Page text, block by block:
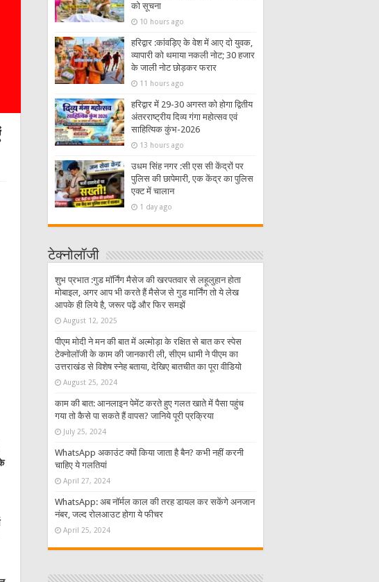
को सूचना
10 hours ago
हरिद्वार :कांवड़िए के वेश में आए दो युवक,
व्यापारी को थमाया नकली नोट; 30 हजार
के जाली नोट छोड़कर फरार
11 hours ago
हरिद्वार में 29-30 अगस्त को होगा द्वितीय
अंतरराष्ट्रीय दिव्य गंगा महोत्सव एवं
साहित्यिक कुंभ-2026
13 hours ago
उधम सिंह नगर :सी एस सी केंद्रों पर
पुलिस की छापेमारी, एक केंद्र का पुलिस
एक्ट में चालान
1 day ago
टेक्नोलॉजी
शुभ प्रभात :गुड मॉर्निंग मैसेज की खरपतवार से लहूलुहान होता
मोबाइल, अगर आप भी करते हैं मैसेज से गुड मार्निंग तो ये लेख
आपके ही लिये है, जरूर पढ़ें और फिर समझें
August 12, 2025
पीएम मोदी ने मन की बात में अल्मोड़ा के रक्षित से बात कर स्पेस
टेक्नोलॉजी के काम की जानकारी ली, सीएम धामी ने पीएम का
उत्तराखंड से विशेष स्नेह बताया, देखिए बातचीत का पूरा वीडियो
August 25, 2024
काम की बात: आनलाइन पेमेंट करते हुए गलत खाते में पैसा पहुंच
गया तो कैसे पा सकते हैं वापस? जानिये पूरी प्रक्रिया
July 25, 2024
WhatsApp अकाउंट क्यों किया जाता है बैन? कभी नहीं करनी
चाहिए ये गलतियां
April 27, 2024
WhatsApp: अब नॉर्मल काल की तरह डायल कर सकेंगे अनजान
नंबर, जल्द रोलआउट होगा ये फीचर
April 25, 2024